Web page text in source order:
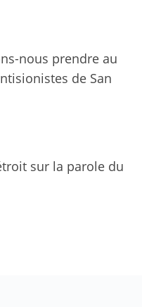
nous prendre au
de San
sur la parole du